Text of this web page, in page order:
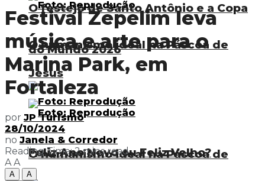
O humanismo ideal na Páscoa de
Jesus
Feliz Ano Novo ou Feliz Velho?
O festejo de Santo Antônio e a Copa
do Mundo 2026
O humanismo ideal na Páscoa de
Festival Zepelim leva
música e arte para o
Marina Park, em
Fortaleza
por JP Turismo
28/10/2024
no Janela & Corredor
Reading Time: 2 mins read
A A
A
A